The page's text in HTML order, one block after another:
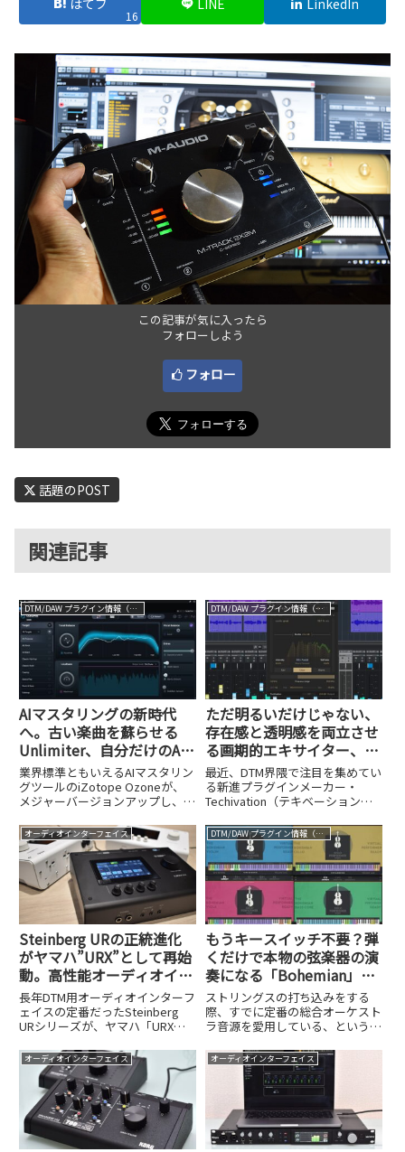
16
この記事が気に入ったら
フォローしよう
フォロー
話題のPOST
関連記事
DTM/DAW プラグイン情報（VST AU AAX）
AIマスタリングの新時代
へ。古い楽曲を蘇らせる
Unlimiter、自分だけのAI
アシスタントを作成できる
機能など、新機能を多数搭
載。約30％OFFのイントロ
セールも開催中！
業界標準ともいえるAIマスタリン
グツールのiZotope Ozoneが、
メジャーバージョンアップし、
発売がスタートしました。今回の
バージョンアップでは、単なる機
能強化にとどまらず、音楽制作の
ワークフロー...
DTM/DAW プラグイン情報（VST AU AAX）
ただ明るいだけじゃない、
存在感と透明感を両立させ
る画期的エキサイター、
Techivation M-Exciter誕生
最近、DTM界隈で注目を集めてい
る新進プラグインメーカー・
Techivation（テキベーション）
ンM-Exciter（通常価格$90＝約
13,500円、8月20日まで$45＝約
6,700円）をリリースしました...
オーディオインターフェイス
Steinberg URの正統進化
がヤマハ”URX”として再始
動。高性能オーディオイン
ターフェイス、
URX22/44/44V徹底検証
長年DTM用オーディオインターフ
ェイスの定番だったSteinberg
URシリーズが、ヤマハ「URX」
URX22/44/44Vの性能を実機で徹
底検証します。
DTM/DAW プラグイン情報（VST AU AAX）
もうキースイッチ不要？弾
くだけで本物の弦楽器の演
奏になる「Bohemian」シ
リーズ。最大39%オフ
ストリングスの打ち込みをする
際、すでに定番の総合オーケスト
ラ音源を愛用している、という方
リアルな生演奏のニュアンスを追
求しようとすると、キースイッチ
を多用してアーティキュレーショ
ンを切り替える必要があり、入力
オーディオインターフェイス オーディオインターフェイス